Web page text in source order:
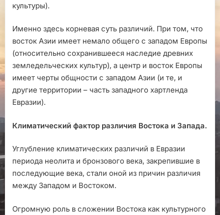
культуры).
Именно здесь корневая суть различий. При том, что
восток Азии имеет немало общего с западом Европы
(относительно сохранившееся наследие древних
земледельческих культур), а центр и восток Европы
имеет черты общности с западом Азии (и те, и
другие территории – часть западного хартленда
Евразии).
Климатический фактор различия Востока и Запада.
Углубление климатических различий в Евразии
периода неолита и бронзового века, закрепившие в
последующие века, стали оной из причин различия
между Западом и Востоком.
Огромную роль в сложении Востока как культурного